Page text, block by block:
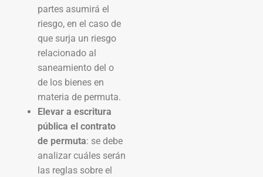
partes asumirá el
riesgo, en el caso de
que surja un riesgo
relacionado al
saneamiento del o
de los bienes en
materia de permuta.
Elevar a escritura
pública el contrato
de permuta: se debe
analizar cuáles serán
las reglas sobre el